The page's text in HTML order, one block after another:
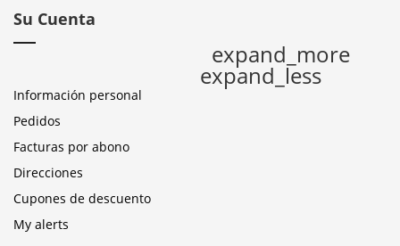
Su Cuenta
expand_more
expand_less
Información personal
Pedidos
Facturas por abono
Direcciones
Cupones de descuento
My alerts